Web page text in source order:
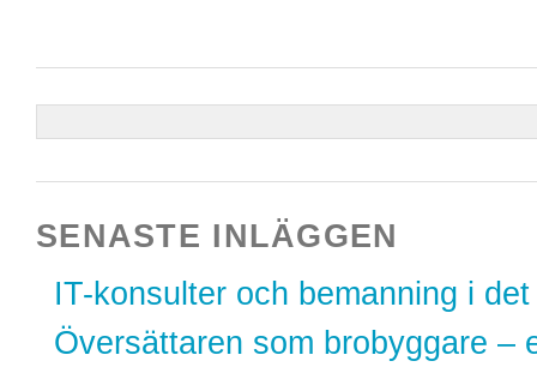
SENASTE INLÄGGEN
IT-konsulter och bemanning i
Översättaren som brobyggare –